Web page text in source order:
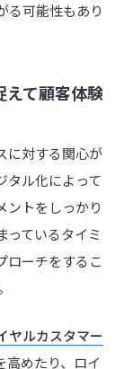
る可能性もあり
えて顧客体験
に対する関心が
タル化によって
ントをしっかり
っているタイミ
ローチをするこ
ヤルカスタマー
高めたり、ロイ